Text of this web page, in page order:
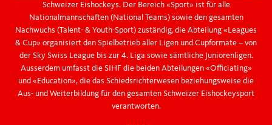
Schweizer Eishockeys. Der Bereich «Sport» ist für alle
Nationalmannschaften (National Teams) sowie den gesamten
Nachwuchs (Talent- & Youth-Sport) zuständig, die Abteilung «Leagues
& Cup» organisiert den Spielbetrieb aller Ligen und Cupformate – von
der Sky Swiss League bis zur 4. Liga sowie sämtliche Juniorenligen.
Ausserdem umfasst die SIHF die beiden Abteilungen «Officiating»
und «Education», die das Schiedsrichterwesen beziehungsweise die
Aus- und Weiterbildung für den gesamten Schweizer Eishockeysport
verantworten.